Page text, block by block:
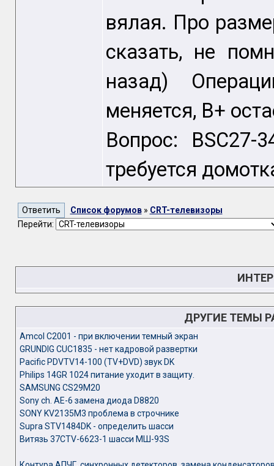
вялая. Про
сказать, не
назад)
меняется, В+
Вопрос:
требуется
Список форумов» CRT-телевизоры
Перейти:
ДРУГИЕ ТЕМЫ
Amcol C2001 - при включении темный экран
GRUNDIG CUC1835 - нет кадровой развертки
Pacific PDVTV14-100 (TV+DVD) звук DK
Philips 14GR 1024 питание уходит в защиту.
SAMSUNG CS29M20
Sony ch. AE-6 замена диода D8820
SONY KV2135M3 проблема в строчнике
Supra STV1484DK - определить шасси
Витязь 37CTV-6623-1 шасси МШ-93S